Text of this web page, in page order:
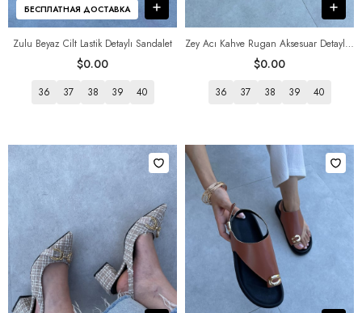
Zulu Beyaz Cilt Lastik Detaylı Sandalet
$0.00
БЕСПЛАТНАЯ ДОСТАВКА
36 37 38 39 40
Zey Acı Kahve Rugan Aksesuar Detaylı Terlik
$0.00
36 37 38 39 40